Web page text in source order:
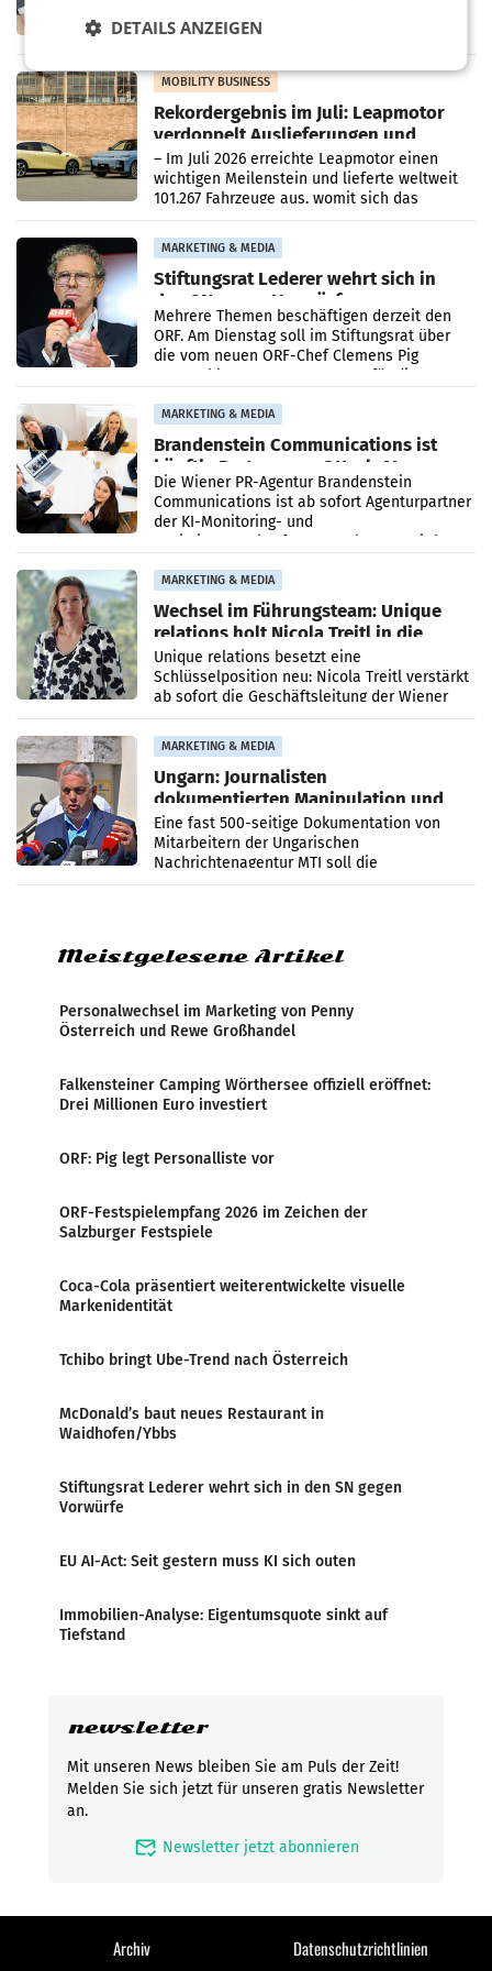
Vorarlberger Kaufmann Jürgen Albrecht ist
kartellrechtlich freigegeben: Die
Bundeskartellanwalt
MOBILITY BUSINESS
Rekordergebnis im Juli: Leapmotor
verdoppelt Auslieferungen und
überschreitet die 100.000er-Marke
– Im Juli 2026 erreichte Leapmotor einen
wichtigen Meilenstein und lieferte weltweit
101.267 Fahrzeuge aus, womit sich das
Ergebnis gegenüber Juli 2025 mehr als
verdoppelte (+102
MARKETING & MEDIA
Stiftungsrat Lederer wehrt sich in
den SN gegen Vorwürfe
Mehrere Themen beschäftigen derzeit den
ORF. Am Dienstag soll im Stiftungsrat über
die vom neuen ORF-Chef Clemens Pig
vorgeschlagenen Besetzungen für die
MARKETING & MEDIA
Brandenstein Communications ist
künftig Partner von OtterlyAI
Die Wiener PR-Agentur Brandenstein
Communications ist ab sofort Agenturpartner
der KI-Monitoring- und
Optimierungsplattform OtterlyAI. Damit baut
MARKETING & MEDIA
Wechsel im Führungsteam: Unique
relations holt Nicola Treitl in die
Geschäftsleitung
Unique relations besetzt eine
Schlüsselposition neu: Nicola Treitl verstärkt
ab sofort die Geschäftsleitung der Wiener
PR-Agentur an der Seite von Josef Kalina und
Anna Kalina-Mahr.
MARKETING & MEDIA
Ungarn: Journalisten
dokumentierten Manipulation und
Zensur
Eine fast 500-seitige Dokumentation von
Mitarbeitern der Ungarischen
Nachrichtenagentur MTI soll die
systematische Nachrichten-Manipulation und
Meistgelesene Artikel
Personalwechsel im Marketing von Penny
Österreich und Rewe Großhandel
Falkensteiner Camping Wörthersee offiziell eröffnet:
Drei Millionen Euro investiert
ORF: Pig legt Personalliste vor
ORF-Festspielempfang 2026 im Zeichen der
Salzburger Festspiele
Coca-Cola präsentiert weiterentwickelte visuelle
Markenidentität
Tchibo bringt Ube-Trend nach Österreich
McDonald’s baut neues Restaurant in
Waidhofen/Ybbs
Stiftungsrat Lederer wehrt sich in den SN gegen
Vorwürfe
EU AI-Act: Seit gestern muss KI sich outen
Immobilien-Analyse: Eigentumsquote sinkt auf
Tiefstand
newsletter
Mit unseren News bleiben Sie am Puls der Zeit!
Melden Sie sich jetzt für unseren gratis Newsletter
an.
mark_email_read Newsletter jetzt abonnieren
Archiv
Datenschutzrichtlinien
DETAILS ANZEIGEN